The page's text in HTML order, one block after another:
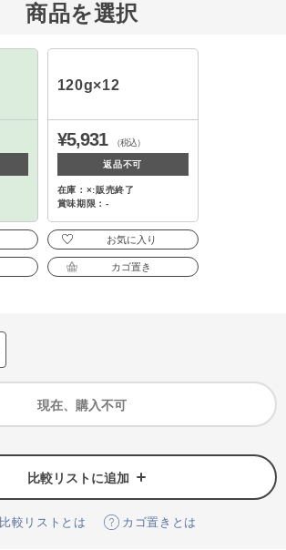
商品を選択
120g×12
¥5,931 （税込）
返品不可
在庫：×:販売終了
賞味期限：-
お気に入り
カゴ置き
現在、購入不可
比較リストに追加
比較リストとは カゴ置きとは